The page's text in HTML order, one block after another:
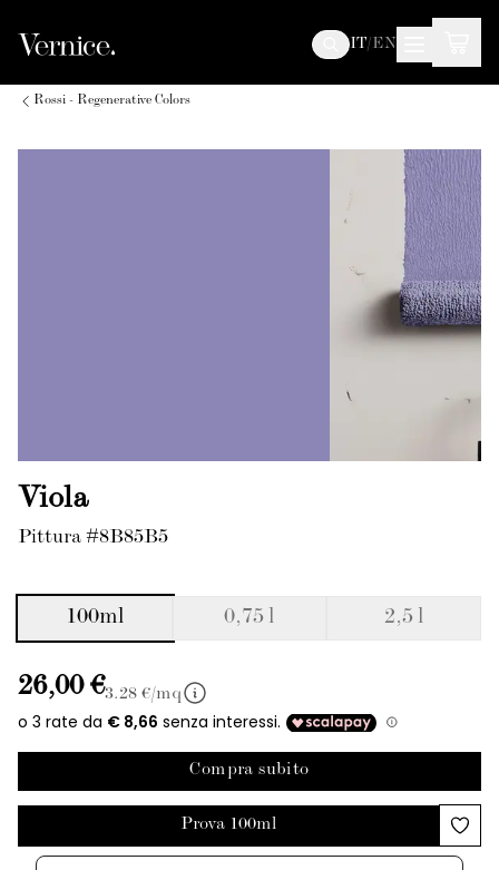
IT/EN
Rossi - Regenerative Colors
Viola
Pittura #8B85B5
100ml 0,75 l 2,5 l
26,00 €3.28 €/mq
Compra subito
Prova 100ml